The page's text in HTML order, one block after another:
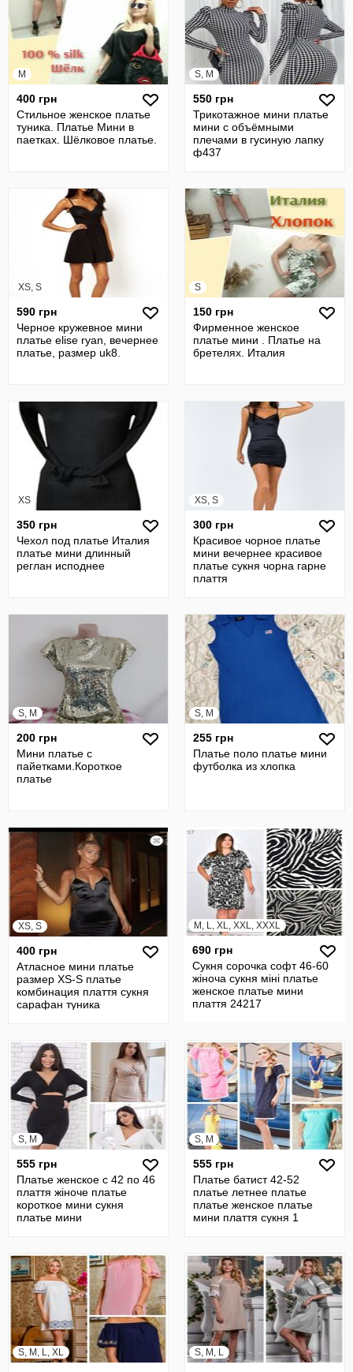
M
400 грн
Стильное женское платье
туника. Платье Мини в
паетках. Шёлковое платье.
S, M
550 грн
Трикотажное мини платье
мини с объёмными
плечами в гусиную лапку
ф437
XS, S
590 грн
Черное кружевное мини
платье elise ryan, вечернее
платье, размер uk8.
S
150 грн
Фирменное женское
платье мини . Платье на
бретелях. Италия
XS
350 грн
Чехол под платье Италия
платье мини длинный
реглан исподнее
XS, S
300 грн
Красивое чорное платье
мини вечернее красивое
платье сукня чорна гарне
плаття
S, M
200 грн
Мини платье с
пайетками.Короткое
платье
S, M
255 грн
Платье поло платье мини
футболка из хлопка
XS, S
400 грн
Атласное мини платье
размер XS-S платье
комбинация плаття сукня
сарафан туника
M, L, XL, XXL, XXXL
690 грн
Сукня сорочка софт 46-60
жіноча сукня міні платье
женское платье мини
плаття 24217
S, M
555 грн
Платье женское с 42 по 46
плаття жіноче платье
короткое мини сукня
платье мини
S, M
555 грн
Платье батист 42-52
платье летнее платье
платье женское платье
мини плаття сукня 1
S, M, L, XL S, M, L